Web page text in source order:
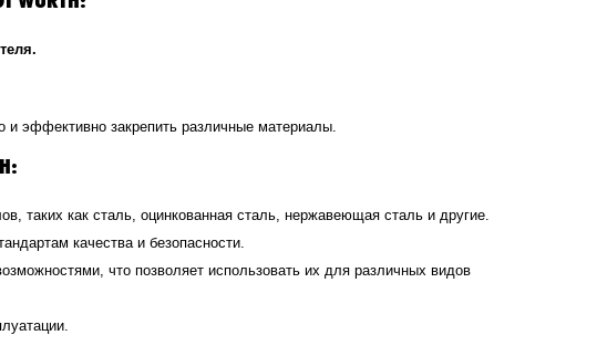
эффективно закрепить различные материалы.
таких как сталь, оцинкованная сталь, нержавеющая сталь и другие.
качества и безопасности.
что позволяет использовать их для различных видов